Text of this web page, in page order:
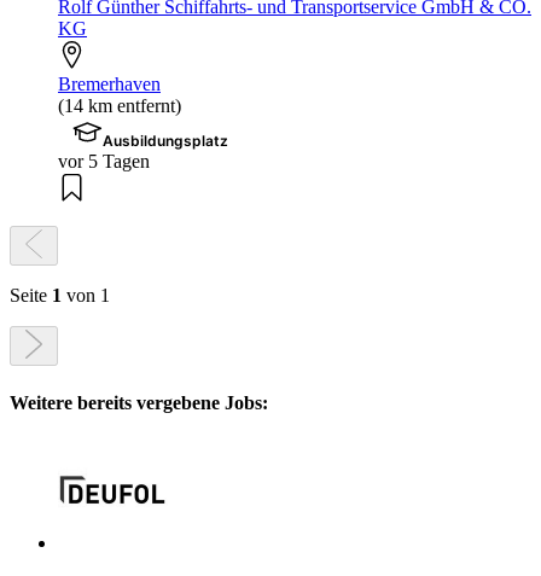
Rolf Günther Schiffahrts- und Transportservice GmbH & CO.
KG
Bremerhaven
(14 km entfernt)
Ausbildungsplatz
vor 5 Tagen
Seite 1 von 1
Weitere bereits vergebene Jobs: